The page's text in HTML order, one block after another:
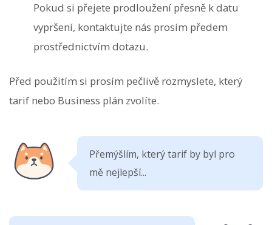
Pokud si přejete prodloužení přesně k datu
vypršení, kontaktujte nás prosím předem
prostřednictvím dotazu.
Před použitím si prosím pečlivě rozmyslete, který
tarif nebo Business plán zvolíte.
Přemýšlím, který tarif by byl pro
mě nejlepší...